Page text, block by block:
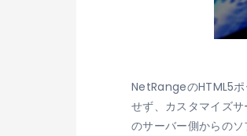
NetRangeのHTML5
せず、カスタマイズ
のサーバー側からの